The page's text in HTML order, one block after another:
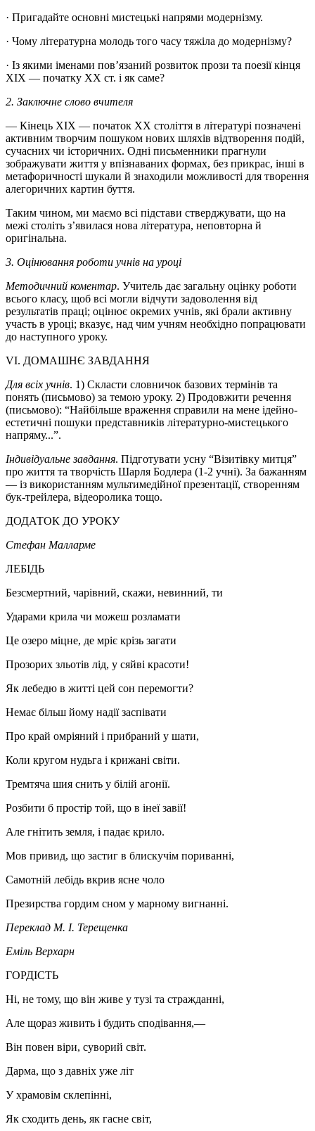
· Пригадайте основні мистецькі напрями модернізму.
· Чому літературна молодь того часу тяжіла до модернізму?
· Із якими іменами пов’язаний розвиток прози та поезії кінця
ХІХ — початку ХХ ст. і як саме?
2. Заключне слово вчителя
— Кінець XIX — початок XX століття в літературі позначені
активним творчим пошуком нових шляхів відтворення подій,
сучасних чи історичних. Одні письменники прагнули
зображувати життя у впізнаваних формах, без прикрас, інші в
метафоричності шукали й знаходили можливості для творення
алегоричних картин буття.
Таким чином, ми маємо всі підстави стверджувати, що на
межі століть з’явилася нова література, неповторна й
оригінальна.
3. Оцінювання роботи учнів на уроці
Методичний коментар. Учитель дає загальну оцінку роботи
всього класу, щоб всі могли відчути задоволення від
результатів праці; оцінює окремих учнів, які брали активну
участь в уроці; вказує, над чим учням необхідно попрацювати
до наступного уроку.
VI. ДОМАШНЄ ЗАВДАННЯ
Для всіх учнів. 1) Скласти словничок базових термінів та
понять (письмово) за темою уроку. 2) Продовжити речення
(письмово): “Найбільше враження справили на мене ідейно-
естетичні пошуки представників літературно-мистецького
напряму...”.
Індивідуальне завдання. Підготувати усну “Візитівку митця”
про життя та творчість Шарля Бодлера (1-2 учні). За бажанням
— із використанням мультимедійної презентації, створенням
бук-трейлера, відеоролика тощо.
ДОДАТОК ДО УРОКУ
Стефан Малларме
ЛЕБІДЬ
Безсмертний, чарівний, скажи, невинний, ти
Ударами крила чи можеш розламати
Це озеро міцне, де мріє крізь загати
Прозорих зльотів лід, у сяйві красоти!
Як лебедю в житті цей сон перемогти?
Немає більш йому надії заспівати
Про край омріяний і прибраний у шати,
Коли кругом нудьга і крижані світи.
Тремтяча шия снить у білій агонії.
Розбити б простір той, що в інеї завії!
Але гнітить земля, і падає крило.
Мов привид, що застиг в блискучім пориванні,
Самотній лебідь вкрив ясне чоло
Презирства гордим сном у марному вигнанні.
Переклад М. І. Терещенка
Еміль Верхарн
ГОРДІСТЬ
Ні, не тому, що він живе у тузі та стражданні,
Але щораз живить і будить сподівання,—
Він повен віри, суворий світ.
Дарма, що з давніх уже літ
У храмовім склепінні,
Як сходить день, як гасне світ,